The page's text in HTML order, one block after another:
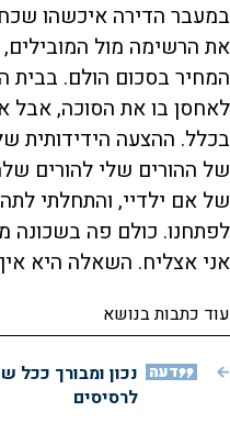
במעבר הדירה איכשהו
את הרשימה מול
המחיר בסכום הולם.
לאחסן בו את הסוכה, אבל
בכלל. ההצעה הידידותית
של ההורים שלי להורים
של אם ילדיי, והתחלתי
לפתחנו. כולם פה בשכונה
אני אצליח. השאלה היא
עוד כתבות בנושא
דעה נכון ומבורך ככל
לרסיסים